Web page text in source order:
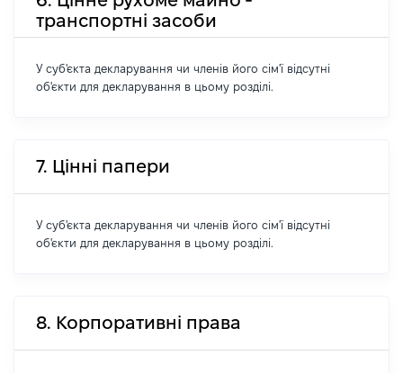
транспортні засоби
У суб'єкта декларування чи членів його сім'ї відсутні
об'єкти для декларування в цьому розділі.
7. Цінні папери
У суб'єкта декларування чи членів його сім'ї відсутні
об'єкти для декларування в цьому розділі.
8. Корпоративні права